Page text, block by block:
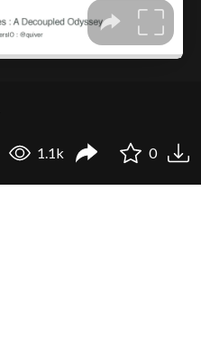
1.1k 0